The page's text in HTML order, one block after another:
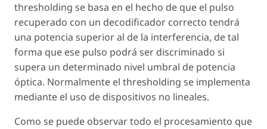
thresholding se basa en el hecho de que el pulso
recuperado con un decodificador correcto tendrá
una potencia superior al de la interferencia, de tal
forma que ese pulso podrá ser discriminado si
supera un determinado nivel umbral de potencia
óptica. Normalmente el thresholding se implementa
mediante el uso de dispositivos no lineales.
Como se puede observar todo el procesamiento que